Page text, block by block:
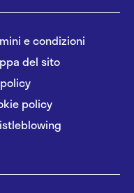
e condizioni
del sito
policy